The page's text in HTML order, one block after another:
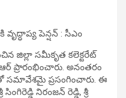
వృద్ధాప్య పెన్షన్‌ : సీఎం
జిల్లా సమీకృత కలెక్టరేట్
ప్రారంభించారు. అనంతరం
సమావేశమై ప్రసంగించారు. ఈ
నిరంజన్ రెడ్డి, శ్రీ